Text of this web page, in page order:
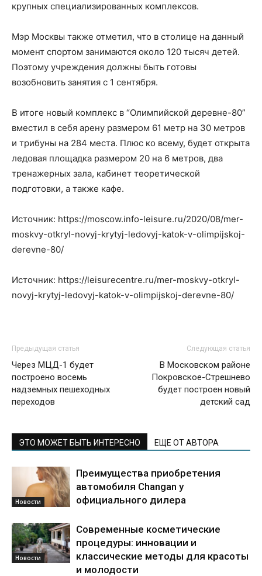
крупных специализированных комплексов.
Мэр Москвы также отметил, что в столице на данный
момент спортом занимаются около 120 тысяч детей.
Поэтому учреждения должны быть готовы
возобновить занятия с 1 сентября.
В итоге новый комплекс в “Олимпийской деревне-80”
вместил в себя арену размером 61 метр на 30 метров
и трибуны на 284 места. Плюс ко всему, будет открыта
ледовая площадка размером 20 на 6 метров, два
тренажерных зала, кабинет теоретической
подготовки, а также кафе.
Источник: https://moscow.info-leisure.ru/2020/08/mer-
moskvy-otkryl-novyj-krytyj-ledovyj-katok-v-olimpijskoj-
derevne-80/
Источник: https://leisurecentre.ru/mer-moskvy-otkryl-
novyj-krytyj-ledovyj-katok-v-olimpijskoj-derevne-80/
Предыдущая статья
Через МЦД-1 будет
построено восемь
надземных пешеходных
переходов
Следующая статья
В Московском районе
Покровское-Стрешнево
будет построен новый
детский сад
ЭТО МОЖЕТ БЫТЬ ИНТЕРЕСНО ЕЩЕ ОТ АВТОРА
Новости
Преимущества приобретения
автомобиля Changan у
официального дилера
Новости
Современные косметические
процедуры: инновации и
классические методы для красоты
и молодости